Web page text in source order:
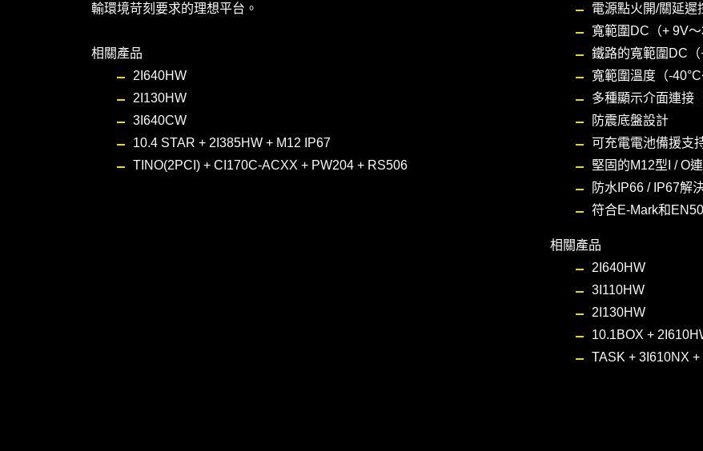
輸環境苛刻要求的理想平台。
相關產品
2I640HW
2I130HW
3I640CW
10.4 STAR + 2I385HW + M12 IP67
TINO(2PCI) + CI170C-ACXX + PW204 + RS506
電源點火開/關延遲
寬範圍DC（+ 9V
鐵路的寬範圍DC
寬範圍溫度（-40°C
多種顯示介面連接
防震底盤設計
可充電電池備援支
堅固的M12型I / O
防水IP66 / IP67解
符合E-Mark和
相關產品
2I640HW
3I110HW
2I130HW
10.1BOX +
TASK + 3I610NX +